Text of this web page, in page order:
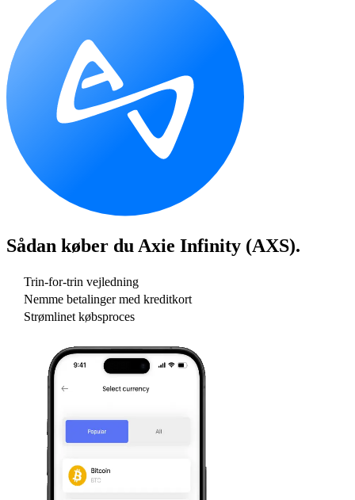
Sådan køber du Axie Infinity (AXS).
Trin-for-trin vejledning
Nemme betalinger med kreditkort
Strømlinet købsproces